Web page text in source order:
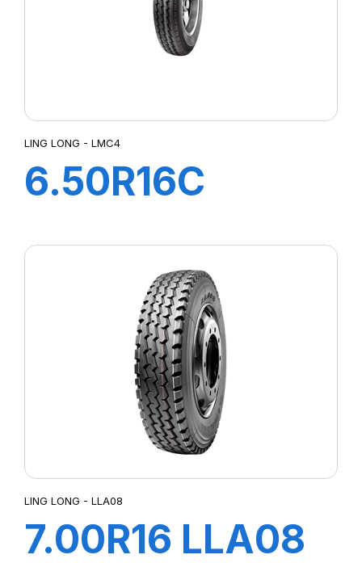
LING LONG - LMC4
6.50R16C
LING LONG - LLA08
7.00R16 LLA08